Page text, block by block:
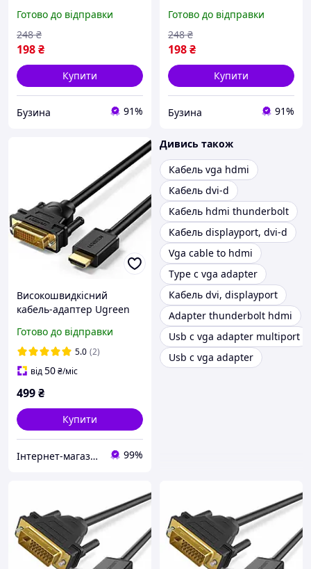
9V 1м чорний OEM
buzyna
Готово до відправки
198₴
248 ₴
Купити
Бузина 91%
12V 1м чорний OEM
buzyna
Готово до відправки
198₴
248 ₴
Купити
Бузина 91%
Високошвидкісний
кабель-адаптер Ugreen
двоспрямований Black
(HD106)
Готово до відправки
5.0 (2)
від50₴/міс
499₴
Купити
Інтернет-магазин електроніки та аксесуарів "Ugreen Україна" 99%
Дивись також
Кабель vga hdmi
Кабель dvi-d
Кабель hdmi thunderbolt
Кабель displayport, dvi-d
Vga cable to hdmi
Type c vga adapter
Кабель dvi, displayport
Adapter thunderbolt hdmi
Usb c vga adapter multiport
Usb c vga adapter